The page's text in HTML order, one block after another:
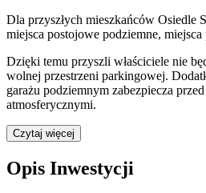
Dla przyszłych mieszkańców Osiedle
miejsca postojowe podziemne,
Dzięki temu przyszli właściciele nie
wolnej przestrzeni parkingowej.
garażu podziemnym zabezpiecza
atmosferycznymi.
Czytaj więcej
Opis Inwestycji